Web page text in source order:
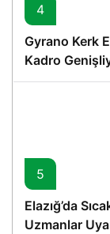
4
Gyrano Kerk
Kadro
5
Elazığ’da
Uzmanlar